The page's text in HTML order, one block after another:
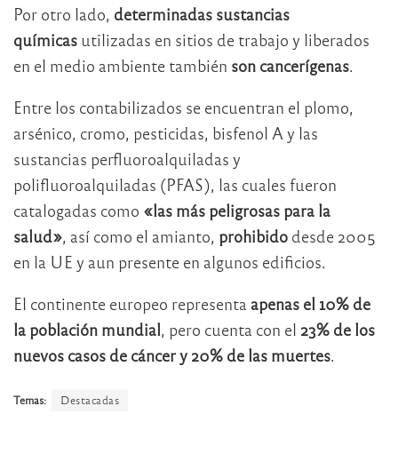
Por otro lado, determinadas sustancias
químicas utilizadas en sitios de trabajo y liberados
en el medio ambiente también son cancerígenas.
Entre los contabilizados se encuentran el plomo,
arsénico, cromo, pesticidas, bisfenol A y las
sustancias perfluoroalquiladas y
polifluoroalquiladas (PFAS), las cuales fueron
catalogadas como «las más peligrosas para la
salud», así como el amianto, prohibido desde 2005
en la UE y aun presente en algunos edificios.
El continente europeo representa apenas el 10% de
la población mundial, pero cuenta con el 23% de los
nuevos casos de cáncer y 20% de las muertes.
Temas: Destacadas